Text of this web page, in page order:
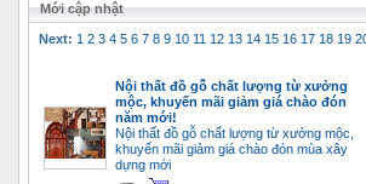
Mới cập nhật
Next: 1 2 3 4 5 6 7 8 9 10 11 12 13 14 15 16 17 18 19
Nội thất đồ gỗ chất lượng từ xưởng
mộc, khuyến mãi giảm giá chào đón
năm mới!
Nội thất đồ gỗ chất lượng từ xưởng mộc,
khuyến mãi giảm giá chào đón mùa xây
dựng mới